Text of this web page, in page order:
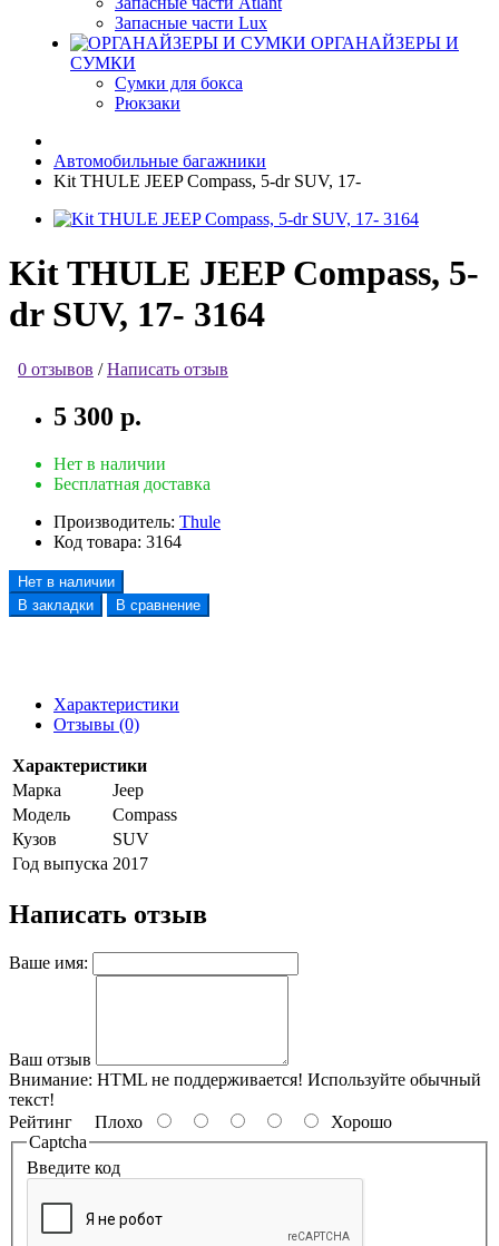
Запасные части Lux
ОРГАНАЙЗЕРЫ И
СУМКИ
Сумки для бокса
Рюкзаки
Автомобильные багажники
Kit THULE JEEP Compass, 5-dr SUV, 17-
Kit THULE JEEP Compass, 5-
dr SUV, 17- 3164
0 отзывов /Написать отзыв
5 300 р.
Нет в наличии
Бесплатная доставка
Производитель: Thule
Код товара: 3164
Нет в наличии
В закладки
В сравнение
Характеристики
Отзывы (0)
Характеристики
Марка
Jeep
Модель
Compass
Кузов
SUV
Год выпуска 2017
Написать отзыв
Ваше имя:
Ваш отзыв
Внимание: HTML не поддерживается! Используйте обычный
текст!
Рейтинг Плохо
Хорошо
Captcha
Введите код